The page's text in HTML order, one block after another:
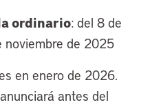
ordinario: del 8 de
noviembre de 2025
en enero de 2026.
antes del